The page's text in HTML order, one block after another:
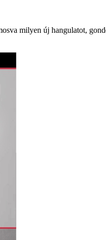
milyen új hangulatot,